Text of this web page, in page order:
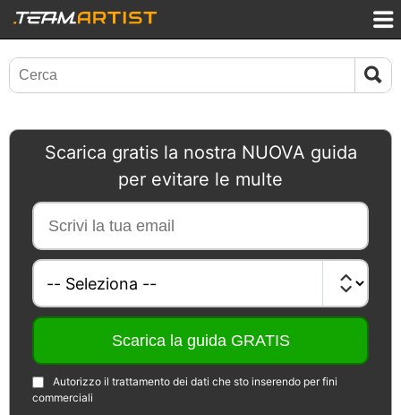
Scarica gratis la nostra NUOVA guida
per evitare le multe
Autorizzo il trattamento dei dati che sto inserendo per fini
commerciali